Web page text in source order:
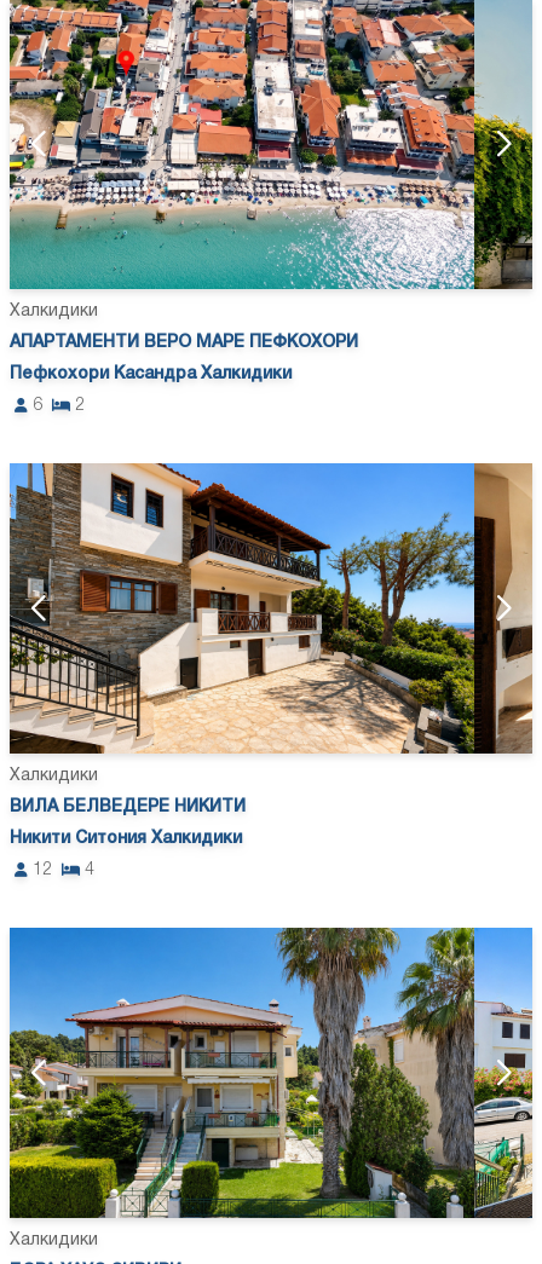
Халкидики
АПАРТАМЕНТИ ВЕРО МАРЕ ПЕФКОХОРИ
Пефкохори Касандра Халкидики
6
2
Халкидики
ВИЛА БЕЛВЕДЕРЕ НИКИТИ
Никити Ситония Халкидики
12
4
Халкидики